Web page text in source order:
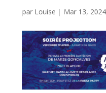
par Louise | Mar 13, 2024